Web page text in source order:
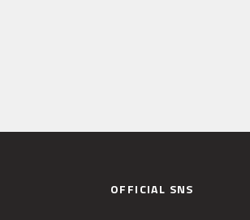
OFFICIAL SNS